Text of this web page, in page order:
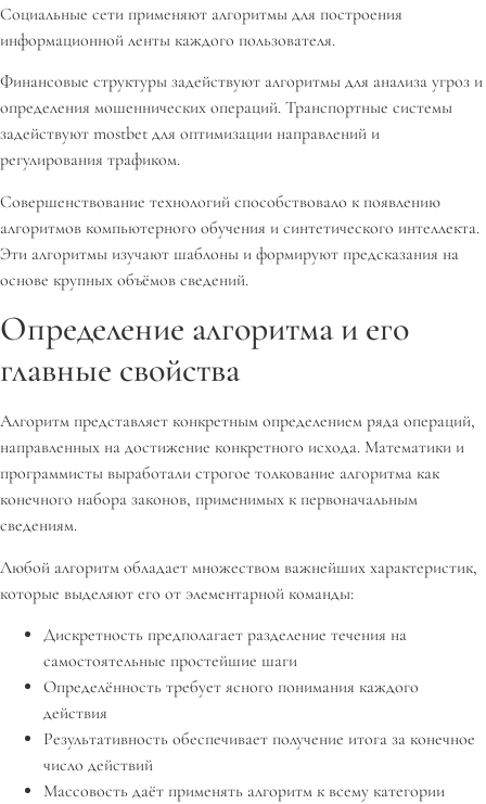
Социальные сети применяют алгоритмы для построения
информационной ленты каждого пользователя.
Финансовые структуры задействуют алгоритмы для анализа угроз и
определения мошеннических операций. Транспортные системы
задействуют mostbet для оптимизации направлений и
регулирования трафиком.
Совершенствование технологий способствовало к появлению
алгоритмов компьютерного обучения и синтетического интеллекта.
Эти алгоритмы изучают шаблоны и формируют предсказания на
основе крупных объёмов сведений.
Определение алгоритма и его
главные свойства
Алгоритм представляет конкретным определением ряда операций,
направленных на достижение конкретного исхода. Математики и
программисты выработали строгое толкование алгоритма как
конечного набора законов, применимых к первоначальным
сведениям.
Любой алгоритм обладает множеством важнейших характеристик,
которые выделяют его от элементарной команды:
Дискретность предполагает разделение течения на
самостоятельные простейшие шаги
Определённость требует ясного понимания каждого
действия
Результативность обеспечивает получение итога за конечное
число действий
Массовость даёт применять алгоритм к всему категории